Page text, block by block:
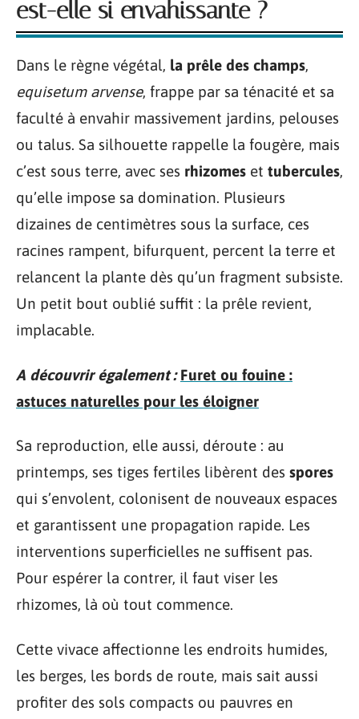
est-elle si envahissante ?
Dans le règne végétal, la prêle des champs,
equisetum arvense, frappe par sa ténacité et sa
faculté à envahir massivement jardins, pelouses
ou talus. Sa silhouette rappelle la fougère, mais
c’est sous terre, avec ses rhizomes et tubercules,
qu’elle impose sa domination. Plusieurs
dizaines de centimètres sous la surface, ces
racines rampent, bifurquent, percent la terre et
relancent la plante dès qu’un fragment subsiste.
Un petit bout oublié suffit : la prêle revient,
implacable.
A découvrir également : Furet ou fouine :
astuces naturelles pour les éloigner
Sa reproduction, elle aussi, déroute : au
printemps, ses tiges fertiles libèrent des spores
qui s’envolent, colonisent de nouveaux espaces
et garantissent une propagation rapide. Les
interventions superficielles ne suffisent pas.
Pour espérer la contrer, il faut viser les
rhizomes, là où tout commence.
Cette vivace affectionne les endroits humides,
les berges, les bords de route, mais sait aussi
profiter des sols compacts ou pauvres en